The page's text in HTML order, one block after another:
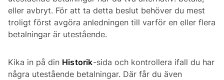
eller avbryt. För att ta detta beslut behöver du mest
troligt först avgöra anledningen till varför en eller flera
betalningar är utestående.
Kika in på din Historik-sida och kontrollera ifall du har
några utestående betalningar. Där får du även